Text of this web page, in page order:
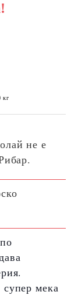
кг
не е
мека